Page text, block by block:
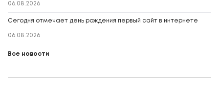
06.08.2026
Сегодня отмечает день рождения первый сайт в интернете
06.08.2026
Все новости